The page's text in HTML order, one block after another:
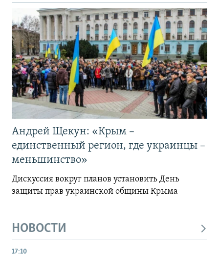
Андрей Щекун: «Крым –
единственный регион, где украинцы –
меньшинство»
Дискуссия вокруг планов установить День
защиты прав украинской общины Крыма
НОВОСТИ
17:10